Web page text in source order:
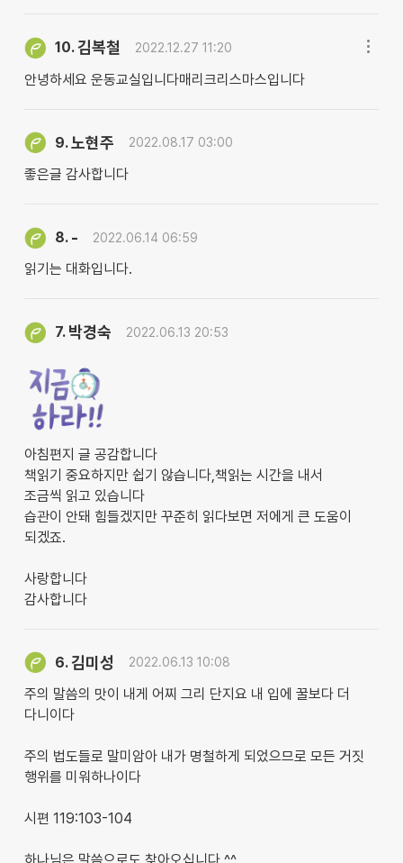
10.김복철 2022.12.27 11:20
안녕하세요 운동교실입니다매리크리스마스입니다
9.노현주 2022.08.17 03:00
좋은글 감사합니다
8. - 2022.06.14 06:59
읽기는 대화입니다.
7. 박경숙 2022.06.13 20:53
아침편지 글 공감합니다
책읽기 중요하지만 쉽기 않습니다,책읽는 시간을 내서
조금씩 읽고 있습니다
습관이 안돼 힘들겠지만 꾸준히 읽다보면 저에게 큰 도움이
되겠죠.
사랑합니다
감사합니다
6.김미성 2022.06.13 10:08
주의 말씀의 맛이 내게 어찌 그리 단지요 내 입에 꿀보다 더
다니이다
주의 법도들로 말미암아 내가 명철하게 되었으므로 모든 거짓
행위를 미워하나이다
시편 119:103-104